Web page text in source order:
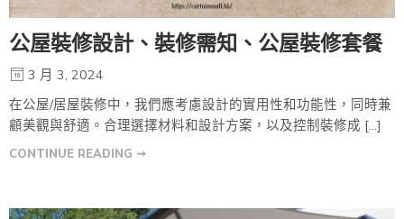
公屋裝修設計、裝修需知、公屋裝修套餐
3 月 3, 2024
在公屋/居屋裝修中，我們應考慮設計的實用性和功能性，同時兼
顧美觀與舒適。合理選擇材料和設計方案，以及控制裝修成 […]
CONTINUE READING ➞